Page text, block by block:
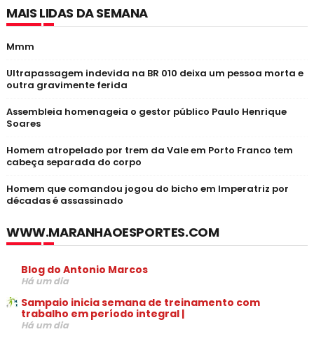
MAIS LIDAS DA SEMANA
Mmm
Ultrapassagem indevida na BR 010 deixa um pessoa morta e
outra gravimente ferida
Assembleia homenageia o gestor público Paulo Henrique
Soares
Homem atropelado por trem da Vale em Porto Franco tem
cabeça separada do corpo
Homem que comandou jogou do bicho em Imperatriz por
décadas é assassinado
WWW.MARANHAOESPORTES.COM
Blog do Antonio Marcos
Há um dia
Sampaio inicia semana de treinamento com
trabalho em período integral |
Há um dia